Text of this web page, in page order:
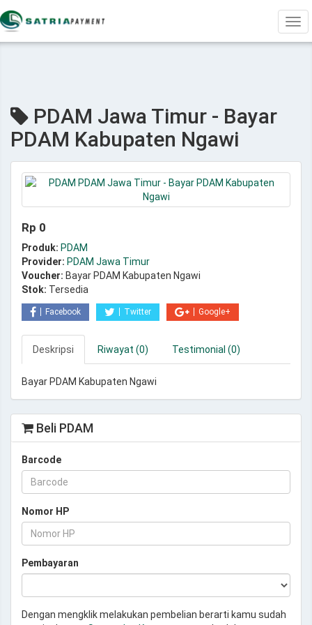
PDAM Jawa Timur - Bayar
PDAM Kabupaten Ngawi
Rp 0
Produk: PDAM
Provider: PDAM Jawa Timur
Voucher: Bayar PDAM Kabupaten Ngawi
Stok: Tersedia
Facebook Twitter Google+
Deskripsi Riwayat (0) Testimonial (0)
Bayar PDAM Kabupaten Ngawi
Beli PDAM
Barcode
Nomor HP
Pembayaran
Dengan mengklik melakukan pembelian berarti kamu sudah